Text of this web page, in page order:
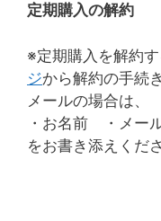
定期購入の解約
※定期購入を解約す
ジから解約の手続
メールの場合は、
・お名前 ・メー
をお書き添えくださ